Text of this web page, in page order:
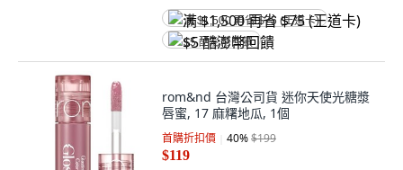
满 $1,500 再省 $75 (王道卡)
$5 酷澎幣回饋
rom&nd 台灣公司貨 迷你天使光糖漿
唇蜜, 17 麻糬地瓜, 1個
首購折扣價 40%$199
$119